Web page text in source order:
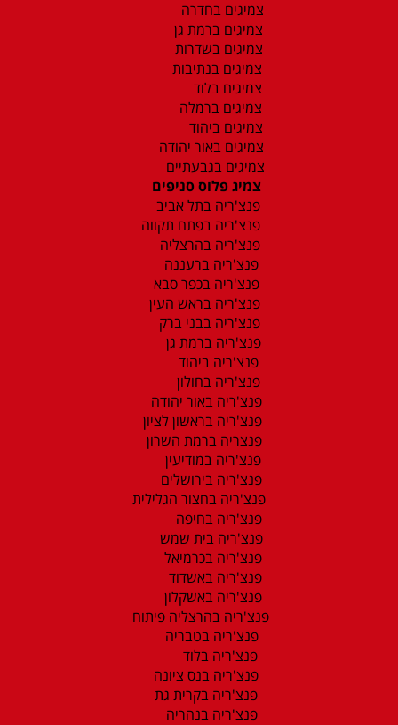
צמיגים בחדרה
צמיגים ברמת גן
צמיגים בשדרות
צמיגים בנתיבות
צמיגים בלוד
צמיגים ברמלה
צמיגים ביהוד
צמיגים באור יהודה
צמיגים בגבעתיים
צמיג פלוס סניפים
פנצ'ריה בתל אביב
פנצ'ריה בפתח תקווה
פנצ'ריה בהרצליה
פנצ'ריה ברעננה
פנצ'ריה בכפר סבא
פנצ'ריה בראש העין
פנצ'ריה בבני ברק
פנצ'ריה ברמת גן
פנצ'ריה ביהוד
פנצ'ריה בחולון
פנצ'ריה באור יהודה
פנצ'ריה בראשון לציון
פנצריה ברמת השרון
פנצ'ריה במודיעין
פנצ'ריה בירושלים
פנצ'ריה בחצור הגלילית
פנצ'ריה בחיפה
פנצ'ריה בית שמש
פנצ'ריה בכרמיאל
פנצ'ריה באשדוד
פנצ'ריה באשקלון
פנצ'ריה בהרצליה פיתוח
פנצ'ריה בטבריה
פנצ'ריה בלוד
פנצ'ריה בנס ציונה
פנצ'ריה בקרית גת
פנצ'ריה בנהריה